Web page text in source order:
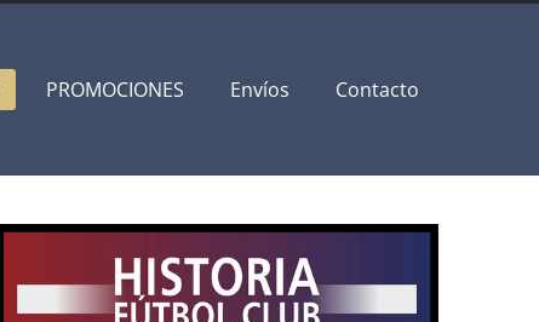
PROMOCIONES Envíos Contacto